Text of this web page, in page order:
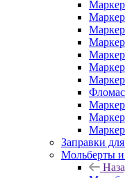
Заправки
Мольберты